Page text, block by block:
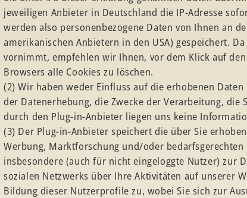
jeweiligen Anbieter in Deutschland die IP-Adresse
werden also personenbezogene Daten von Ihnen an
amerikanischen Anbietern in den USA) gespeichert.
vornimmt, empfehlen wir Ihnen, vor dem Klick auf
Browsers alle Cookies zu löschen.
(2) Wir haben weder Einfluss auf die erhobenen
der Datenerhebung, die Zwecke der Verarbeitung,
durch den Plug-in-Anbieter liegen uns keine
(3) Der Plug-in-Anbieter speichert die über Sie
Werbung, Marktforschung und/oder
insbesondere (auch für nicht eingeloggte Nutzer) zur
sozialen Netzwerks über Ihre Aktivitäten auf unserer
Bildung dieser Nutzerprofile zu, wobei Sie sich zur